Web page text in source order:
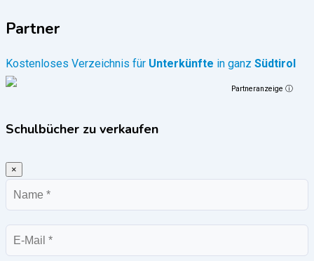
Partner
Kostenloses Verzeichnis für Unterkünfte in ganz Südtirol
Partneranzeige ⓘ
Schulbücher zu verkaufen
×
Name
E-
Mail